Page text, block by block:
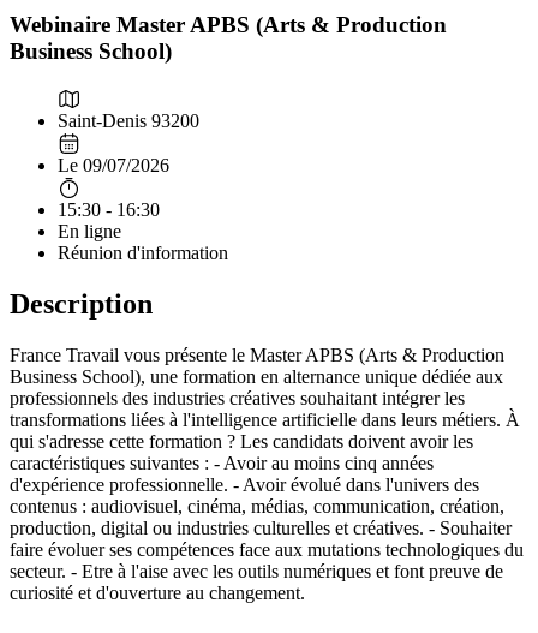
Webinaire Master APBS (Arts & Production
Business School)
Saint-Denis 93200
Le 09/07/2026
15:30 - 16:30
En ligne
Réunion d'information
Description
France Travail vous présente le Master APBS (Arts & Production
Business School), une formation en alternance unique dédiée aux
professionnels des industries créatives souhaitant intégrer les
transformations liées à l'intelligence artificielle dans leurs métiers. À
qui s'adresse cette formation ? Les candidats doivent avoir les
caractéristiques suivantes : - Avoir au moins cinq années
d'expérience professionnelle. - Avoir évolué dans l'univers des
contenus : audiovisuel, cinéma, médias, communication, création,
production, digital ou industries culturelles et créatives. - Souhaiter
faire évoluer ses compétences face aux mutations technologiques du
secteur. - Etre à l'aise avec les outils numériques et font preuve de
curiosité et d'ouverture au changement.